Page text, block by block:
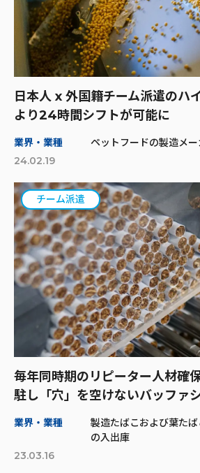
日本人 x 外国籍チーム派遣のハ
より24時間シフトが可能に
業界・業種
ペットフードの製造メー
24.02.19
チーム派遣
毎年同時期のリピーター人材確
駐し「穴」を空けないバッファ
業界・業種
製造たばこおよび葉た
の入出庫
23.03.16